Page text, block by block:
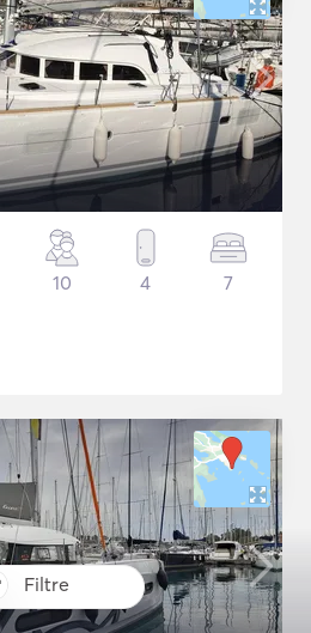
Filtre
10 4 7